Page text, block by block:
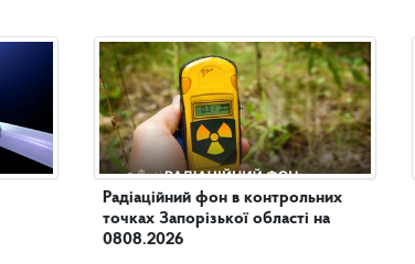
Радіаційний фон в контрольних
точках Запорізької області на
0808.2026